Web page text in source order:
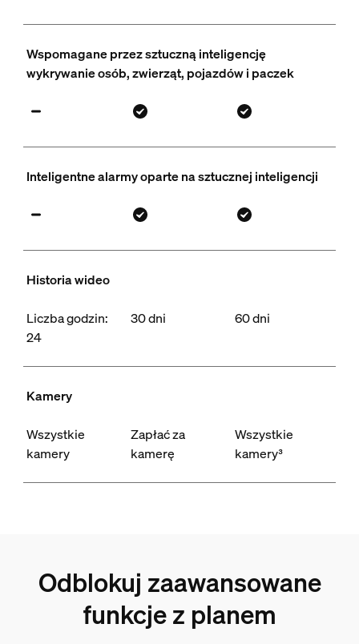
Wspomagane przez sztuczną inteligencję
wykrywanie osób, zwierząt, pojazdów i paczek
Inteligentne alarmy oparte na sztucznej inteligencji
Historia wideo
Liczba godzin:
24
30 dni 60 dni
Kamery
Wszystkie
kamery
Zapłać za
kamerę
Wszystkie
kamery³
Odblokuj zaawansowane
funkcje z planem